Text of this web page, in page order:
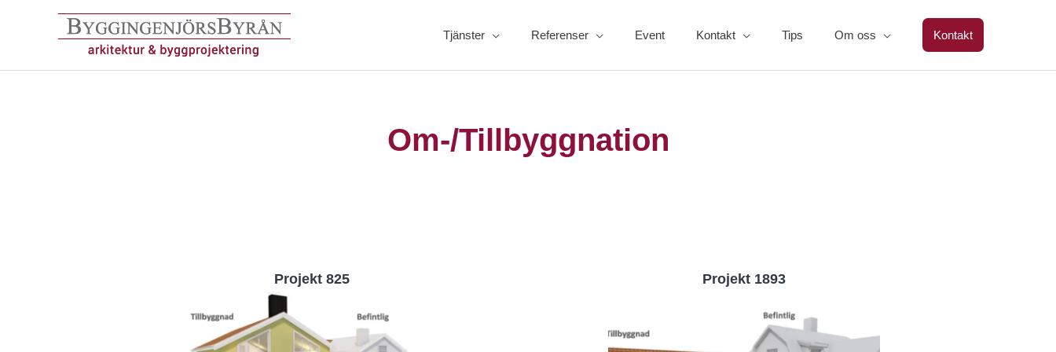
Tjänster Referenser Event Kontakt Tips Om oss Kontakt
Om-/Tillbyggnation
Projekt 825 Projekt 1893